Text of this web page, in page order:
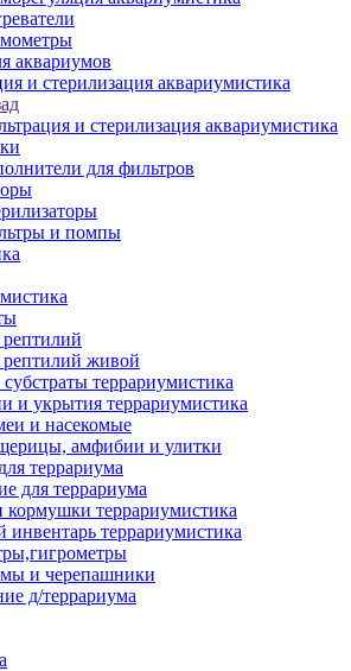
аквариумов
и стерилизация аквариумистика
и стерилизация аквариумистика
для фильтров
и помпы
живой
террариумистика
и укрытия террариумистика
и насекомые
амфибии и улитки
террариума
для террариума
террариумистика
инвентарь террариумистика
и черепашники
д/террариума